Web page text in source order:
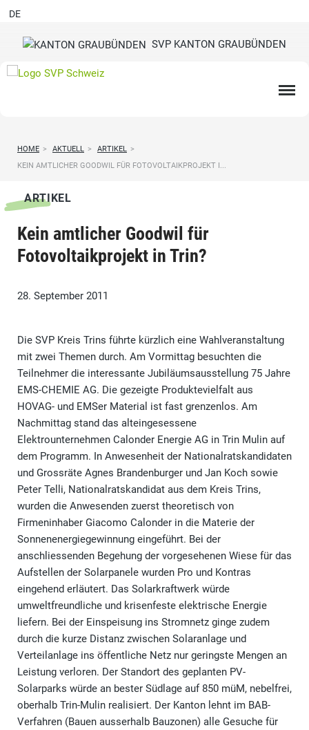
SVP KANTON GRAUBÜNDEN
DE
HOME > AKTUELL > ARTIKEL >
KEIN AMTLICHER GOODWIL FÜR FOTOVOLTAIKPROJEKT I...
ARTIKEL
Kein amtlicher Goodwil für
Fotovoltaikprojekt in Trin?
28. September 2011
Die SVP Kreis Trins führte kürzlich eine Wahlveranstaltung
mit zwei Themen durch. Am Vormittag besuchten die
Teilnehmer die interessante Jubiläumsausstellung 75 Jahre
EMS-CHEMIE AG. Die gezeigte Produktevielfalt aus
HOVAG- und EMSer Material ist fast grenzenlos. Am
Nachmittag stand das alteingesessene
Elektrounternehmen Calonder Energie AG in Trin Mulin auf
dem Programm. In Anwesenheit der Nationalratskandidaten
und Grossräte Agnes Brandenburger und Jan Koch sowie
Peter Telli, Nationalratskandidat aus dem Kreis Trins,
wurden die Anwesenden zuerst theoretisch von
Firmeninhaber Giacomo Calonder in die Materie der
Sonnenenergiegewinnung eingeführt. Bei der
anschliessenden Begehung der vorgesehenen Wiese für das
Aufstellen der Solarpanele wurden Pro und Kontras
eingehend erläutert. Das Solarkraftwerk würde
umweltfreundliche und krisenfeste elektrische Energie
liefern. Bei der Einspeisung ins Stromnetz ginge zudem
durch die kurze Distanz zwischen Solaranlage und
Verteilanlage ins öffentliche Netz nur geringste Mengen an
Leistung verloren. Der Standort des geplanten PV-
Solarparks würde an bester Südlage auf 850 müM, nebelfrei,
oberhalb Trin-Mulin realisiert. Der Kanton lehnt im BAB-
Verfahren (Bauen ausserhalb Bauzonen) alle Gesuche für